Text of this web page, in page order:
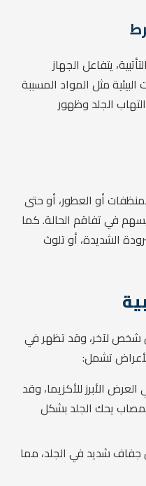
يتفاعل الجهاز
مثل المواد المسببة
الجلد وظهور
أو العطور، أو حتى
في تفاقم الحالة. كما
الشديدة، أو تلوث
شخص لآخر، وقد تظهر في
تشمل:
الأبرز للأكزيما، وقد
يحك الجلد بشكل
شديد في الجلد، مما